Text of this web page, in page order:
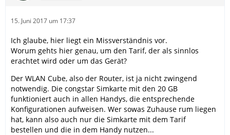
15. Juni 2017 um 17:37
Ich glaube, hier liegt ein Missverständnis vor.
Worum gehts hier genau, um den Tarif, der als sinnlos
erachtet wird oder um das Gerät?
Der WLAN Cube, also der Router, ist ja nicht zwingend
notwendig. Die congstar Simkarte mit den 20 GB
funktioniert auch in allen Handys, die entsprechende
Konfigurationen aufweisen. Wer sowas Zuhause rum liegen
hat, kann also auch nur die Simkarte mit dem Tarif
bestellen und die in dem Handy nutzen...